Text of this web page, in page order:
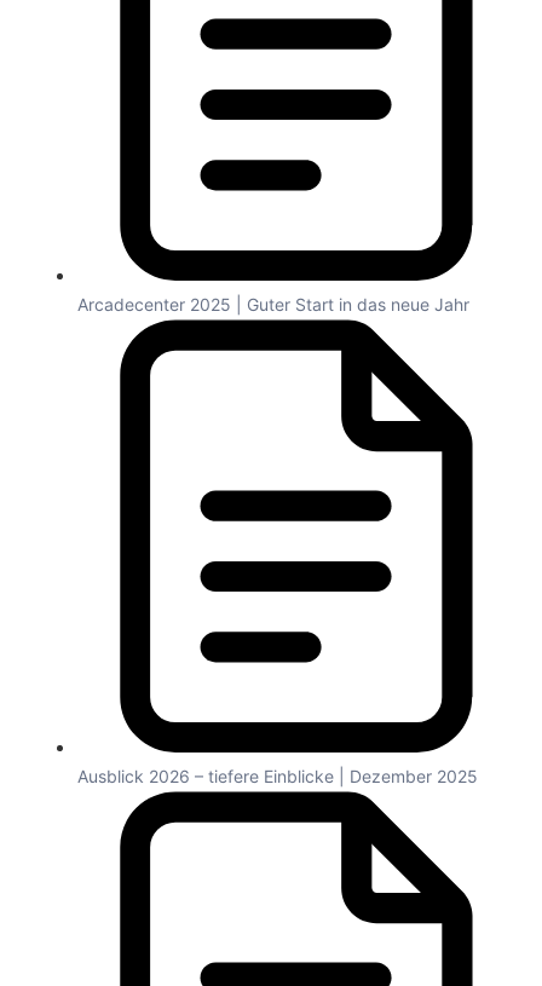
Arcadecenter 2025 | Guter Start in das neue Jahr
Ausblick 2026 – tiefere Einblicke | Dezember 2025